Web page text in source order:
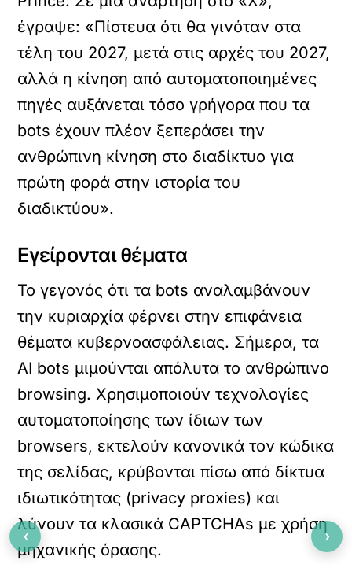
έγραψε: «Πίστευα ότι θα γινόταν στα
τέλη του 2027, μετά στις αρχές του 2027,
αλλά η κίνηση από αυτοματοποιημένες
πηγές αυξάνεται τόσο γρήγορα που τα
bots έχουν πλέον ξεπεράσει την
ανθρώπινη κίνηση στο διαδίκτυο για
πρώτη φορά στην ιστορία του
διαδικτύου».
Εγείρονται θέματα
Το γεγονός ότι τα bots αναλαμβάνουν
την κυριαρχία φέρνει στην επιφάνεια
θέματα κυβερνοασφάλειας. Σήμερα, τα
AI bots μιμούνται απόλυτα το ανθρώπινο
browsing. Χρησιμοποιούν τεχνολογίες
αυτοματοποίησης των ίδιων των
browsers, εκτελούν κανονικά τον κώδικα
της σελίδας, κρύβονται πίσω από δίκτυα
ιδιωτικότητας (privacy proxies) και
λύνουν τα κλασικά CAPTCHAs με χρήση
μηχανικής όρασης.
‹ ›